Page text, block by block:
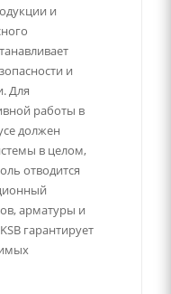
и
и
Для
работы в
должен
в целом,
отводится
арматуры и
гарантирует